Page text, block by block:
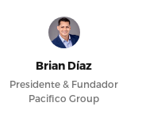
Brian Díaz
Presidente & Fundador
Pacifico Group